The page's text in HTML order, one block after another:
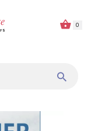
0